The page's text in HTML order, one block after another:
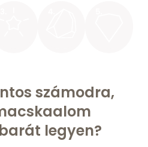
számodra,
legyen?